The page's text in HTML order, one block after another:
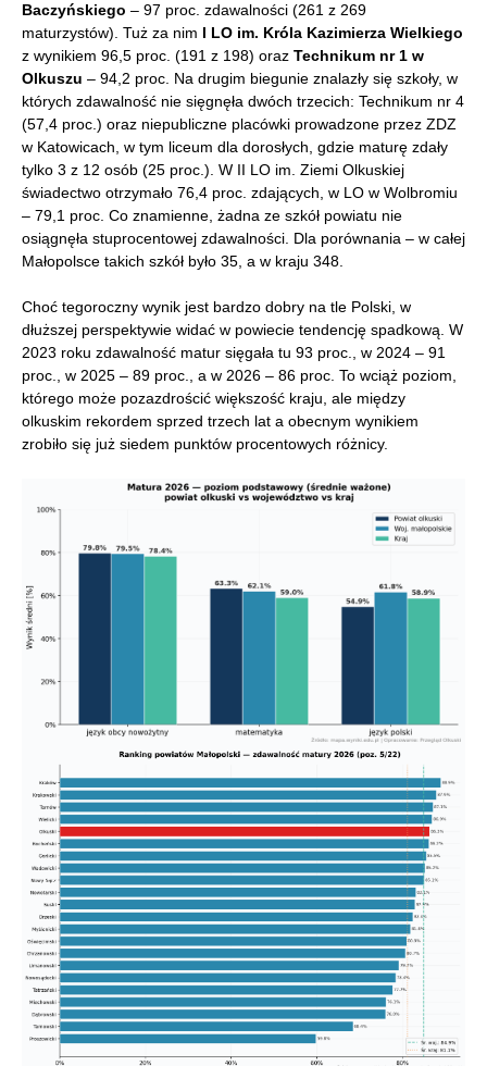
Baczyńskiego – 97 proc. zdawalności (261 z 269
maturzystów). Tuż za nim I LO im. Króla Kazimierza Wielkiego
z wynikiem 96,5 proc. (191 z 198) oraz Technikum nr 1 w
Olkuszu – 94,2 proc. Na drugim biegunie znalazły się szkoły, w
których zdawalność nie sięgnęła dwóch trzecich: Technikum nr 4
(57,4 proc.) oraz niepubliczne placówki prowadzone przez ZDZ
w Katowicach, w tym liceum dla dorosłych, gdzie maturę zdały
tylko 3 z 12 osób (25 proc.). W II LO im. Ziemi Olkuskiej
świadectwo otrzymało 76,4 proc. zdających, w LO w Wolbromiu
– 79,1 proc. Co znamienne, żadna ze szkół powiatu nie
osiągnęła stuprocentowej zdawalności. Dla porównania – w całej
Małopolsce takich szkół było 35, a w kraju 348.
Choć tegoroczny wynik jest bardzo dobry na tle Polski, w
dłuższej perspektywie widać w powiecie tendencję spadkową. W
2023 roku zdawalność matur sięgała tu 93 proc., w 2024 – 91
proc., w 2025 – 89 proc., a w 2026 – 86 proc. To wciąż poziom,
którego może pozazdrościć większość kraju, ale między
olkuskim rekordem sprzed trzech lat a obecnym wynikiem
zrobiło się już siedem punktów procentowych różnicy.